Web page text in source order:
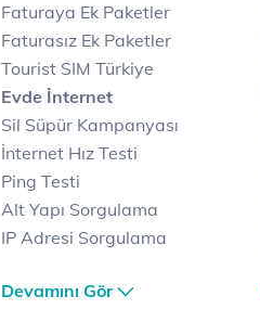
Faturaya Ek Paketler
Faturasız Ek Paketler
Tourist SIM Türkiye
Evde İnternet
Sil Süpür Kampanyası
İnternet Hız Testi
Ping Testi
Alt Yapı Sorgulama
IP Adresi Sorgulama
Avantajlı İnternet
Devamını Gör